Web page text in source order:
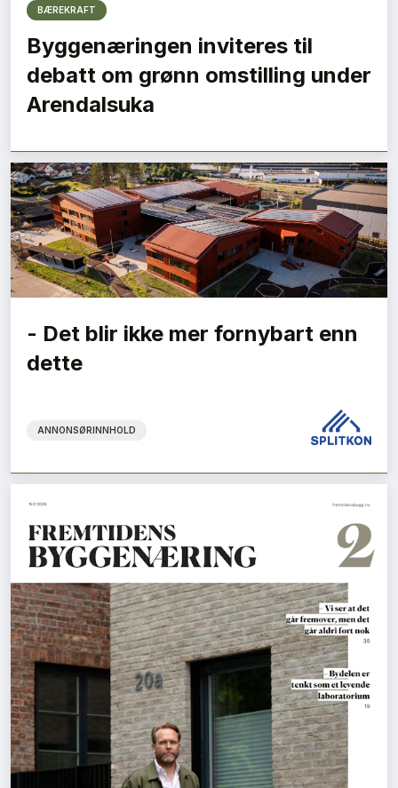
BÆREKRAFT
Byggenæringen inviteres til
debatt om grønn omstilling under
Arendalsuka
- Det blir ikke mer fornybart enn
dette
ANNONSØRINNHOLD